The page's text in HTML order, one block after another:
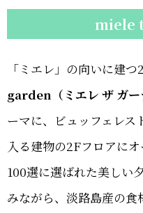
miele
「ミエレ」の向いに建つ
garden（ミエレ ザ ガー
ーマに、ビュッフェレス
入る建物の2Fフロアに
100選に選ばれた美しい
みながら、淡路島産の